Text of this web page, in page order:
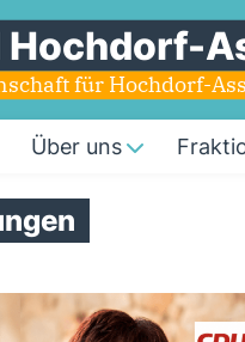
für Hochdorf-
Über uns